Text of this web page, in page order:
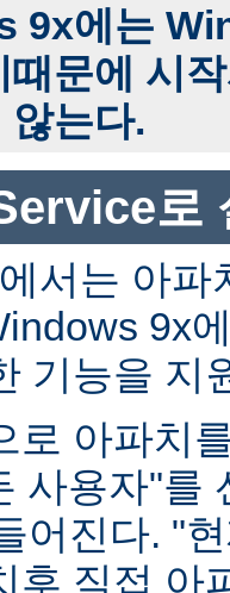
9x에는
때문에 시
않는다.
로
서는 아파
9x
기능을 지
로 아파치
사용자"를
어진다. "
후 직접 아